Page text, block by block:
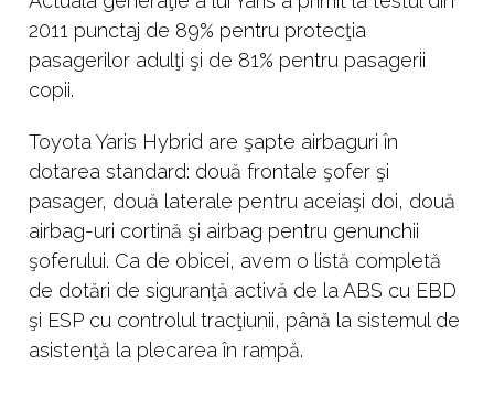
2011 punctaj de 89% pentru protecţia
pasagerilor adulţi şi de 81% pentru pasagerii
copii.
Toyota Yaris Hybrid are şapte airbaguri în
dotarea standard: două frontale şofer şi
pasager, două laterale pentru aceiaşi doi, două
airbag-uri cortină şi airbag pentru genunchii
şoferului. Ca de obicei, avem o listă completă
de dotări de siguranţă activă de la ABS cu EBD
şi ESP cu controlul tracţiunii, până la sistemul de
asistenţă la plecarea în rampă.